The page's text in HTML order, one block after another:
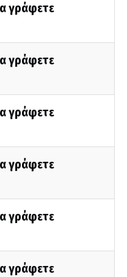
γράφετε
γράφετε
γράφετε
γράφετε
γράφετε
γράφετε